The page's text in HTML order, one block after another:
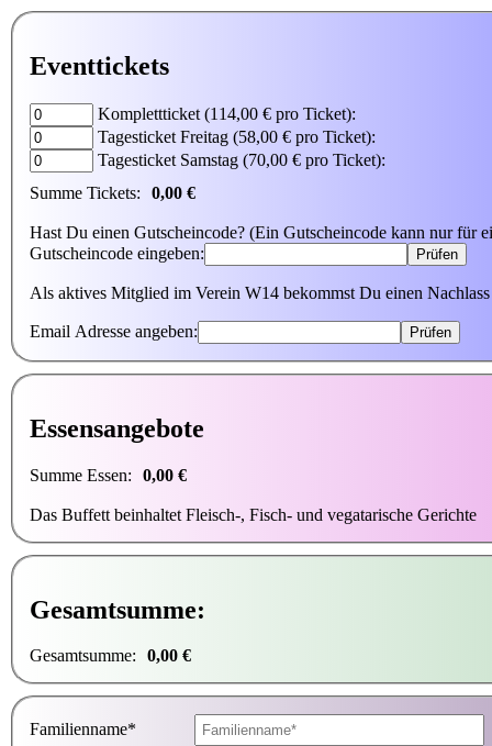
Eventtickets
Komplettticket (114,00 € pro Ticket):
Tagesticket Freitag (58,00 € pro Ticket):
Tagesticket Samstag (70,00 € pro Ticket):
Summe Tickets:
0,00 €
Hast Du einen Gutscheincode? (Ein Gutscheincode kann nur für
Gutscheincode eingeben:
Prüfen
Als aktives Mitglied im Verein W14 bekommst Du einen
Email Adresse angeben: Prüfen
Essensangebote
Summe Essen: 0,00 €
Das Buffett beinhaltet Fleisch-, Fisch- und vegatarische Gerichte
Gesamtsumme:
Gesamtsumme: 0,00 €
Familienname*